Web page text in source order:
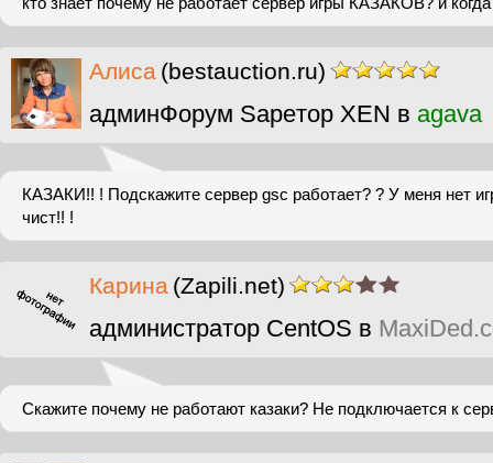
Алиса (bestauction.ru)
админФорум Sapeтор XEN в agava
КАЗАКИ!! ! Подскажите сервер gsc работает? ? У меня нет
чист!! !
Карина (Zapili.net)
администратор CentOS в
Скажите почему не работают казаки? Не подключается к